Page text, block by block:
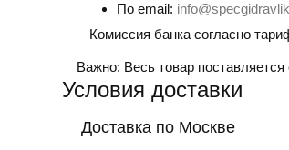
По email:
Комиссия банка согласно
Важно: Весь товар
Условия доставки
Доставка по Москве